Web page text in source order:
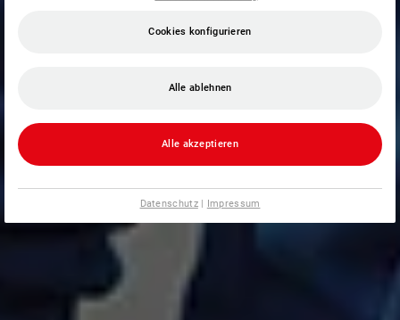
Cookies konfigurieren
Alle ablehnen
Alle akzeptieren
Datenschutz| Impressum